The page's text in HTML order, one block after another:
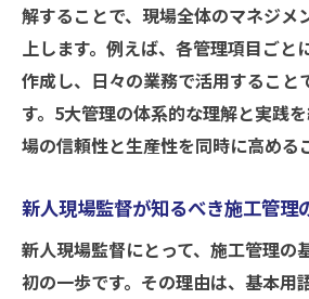
解することで、現場全体のマネジメ
上します。例えば、各管理項目ごと
作成し、日々の業務で活用すること
す。5大管理の体系的な理解と実践
場の信頼性と生産性を同時に高める
新人現場監督が知るべき施工管理
新人現場監督にとって、施工管理の
初の一歩です。その理由は、基本用